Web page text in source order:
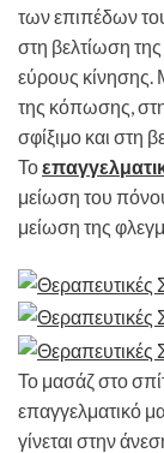
των επιπέδων
στη βελτίωση
εύρους κίνησης.
της κόπωσης,
σφίξιμο και στη
Το
μείωση του
μείωση της
Το μασάζ στο
επαγγελματικό
γίνεται στην